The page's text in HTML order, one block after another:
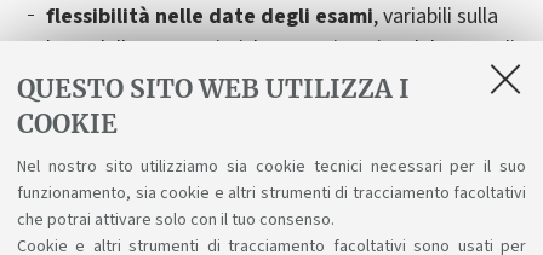
QUESTO SITO WEB UTILIZZA I
COOKIE
Nel nostro sito utilizziamo sia cookie tecnici necessari per il suo
funzionamento, sia cookie e altri strumenti di tracciamento facoltativi
che potrai attivare solo con il tuo consenso.
Cookie e altri strumenti di tracciamento facoltativi sono usati per
flessibilità nelle date degli esami,variabili sulla
base delle caratteristiche organizzative del Corso di
Studio. Dovrai contattare il docente titolare
dell’insegnamento almeno 14 giorni prima della
necessarie. Verranno indicate delle possibilità
alternative e ti saranno suggerite le soluzioni
compatibili con quanto il Corso può offrirti.